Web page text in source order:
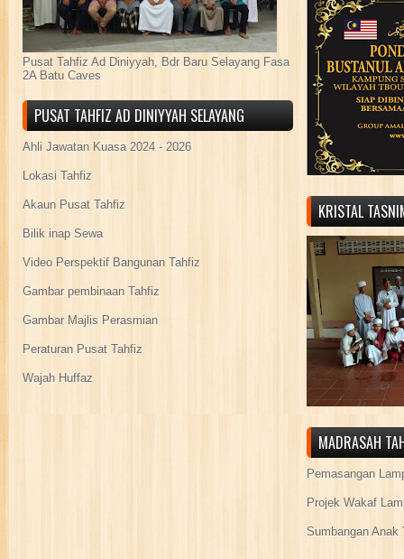
Pusat Tahfiz Ad Diniyyah, Bdr Baru Selayang Fasa
2A Batu Caves
PUSAT TAHFIZ AD DINIYYAH SELAYANG
Ahli Jawatan Kuasa 2024 - 2026
Lokasi Tahfiz
Akaun Pusat Tahfiz
Bilik inap Sewa
Video Perspektif Bangunan Tahfiz
Gambar pembinaan Tahfiz
Gambar Majlis Perasmian
Peraturan Pusat Tahfiz
Wajah Huffaz
KRISTAL
MADRASAH
Pemasangan
Projek Wakaf
Sumbangan Anak